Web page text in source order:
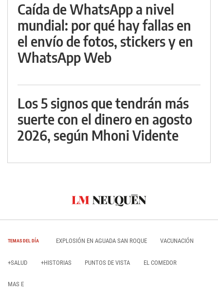
Caída de WhatsApp a nivel
mundial: por qué hay fallas en
el envío de fotos, stickers y en
WhatsApp Web
Los 5 signos que tendrán más
suerte con el dinero en agosto
2026, según Mhoni Vidente
TEMAS DEL DÍA EXPLOSIÓN EN AGUADA SAN ROQUE VACUNACIÓN
+SALUD +HISTORIAS PUNTOS DE VISTA EL COMEDOR
MAS E